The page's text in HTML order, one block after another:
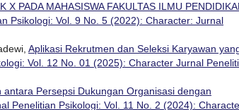
PADA MAHASISWA FAKULTAS ILMU
Psikologi: Vol. 9 No. 5 (2022): Character: Jurnal
Aplikasi Rekrutmen dan Seleksi Karyawan
Vol. 12 No. 01 (2025): Character Jurnal
antara Persepsi Dukungan Organisasi dengan
Penelitian Psikologi: Vol. 11 No. 2 (2024):